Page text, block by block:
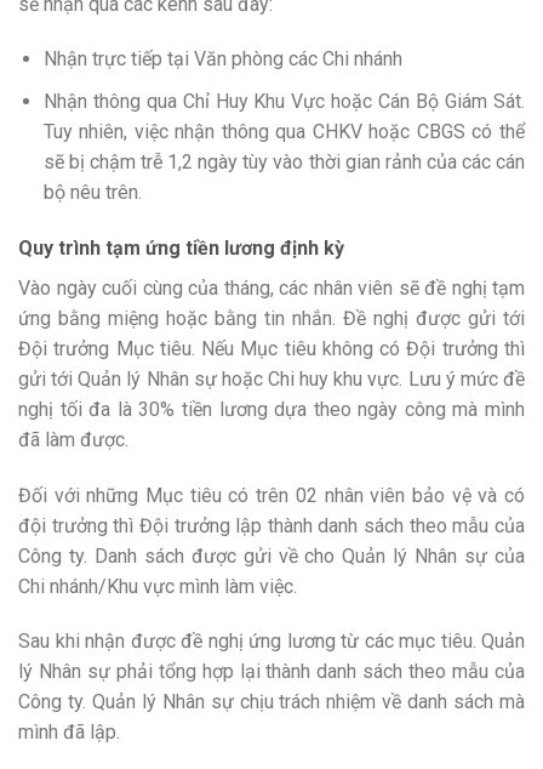
Nhận trực tiếp tại Văn phòng các Chi nhánh
Nhận thông qua Chỉ Huy Khu Vực hoặc Cán Bộ Giám Sát.
Tuy nhiên, việc nhận thông qua CHKV hoặc CBGS có thể
sẽ bị chậm trễ 1,2 ngày tùy vào thời gian rảnh của các cán
bộ nêu trên.
Quy trình tạm ứng tiền lương định kỳ
Vào ngày cuối cùng của tháng, các nhân viên sẽ đề nghị tạm
ứng bằng miệng hoặc bằng tin nhắn. Đề nghị được gửi tới
Đội trưởng Mục tiêu. Nếu Mục tiêu không có Đội trưởng thì
gửi tới Quản lý Nhân sự hoặc Chi huy khu vực. Lưu ý mức đề
nghị tối đa là 30% tiền lương dựa theo ngày công mà mình
đã làm được.
Đối với những Mục tiêu có trên 02 nhân viên bảo vệ và có
đội trưởng thì Đội trưởng lập thành danh sách theo mẫu của
Công ty. Danh sách được gửi về cho Quản lý Nhân sự của
Chi nhánh/Khu vực mình làm việc.
Sau khi nhận được đề nghị ứng lương từ các mục tiêu. Quản
lý Nhân sự phải tổng hợp lại thành danh sách theo mẫu của
Công ty. Quản lý Nhân sự chịu trách nhiệm về danh sách mà
mình đã lập.